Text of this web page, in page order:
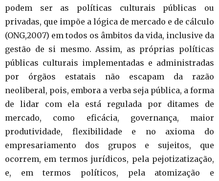
podem ser as políticas culturais públicas ou
privadas, que impõe a lógica de mercado e de cálculo
(ONG,2007) em todos os âmbitos da vida, inclusive da
gestão de si mesmo. Assim, as próprias políticas
públicas culturais implementadas e administradas
por órgãos estatais não escapam da razão
neoliberal, pois, embora a verba seja pública, a forma
de lidar com ela está regulada por ditames de
mercado, como eficácia, governança, maior
produtividade, flexibilidade e no axioma do
empresariamento dos grupos e sujeitos, que
ocorrem, em termos jurídicos, pela pejotizatização,
e, em termos políticos, pela atomização e